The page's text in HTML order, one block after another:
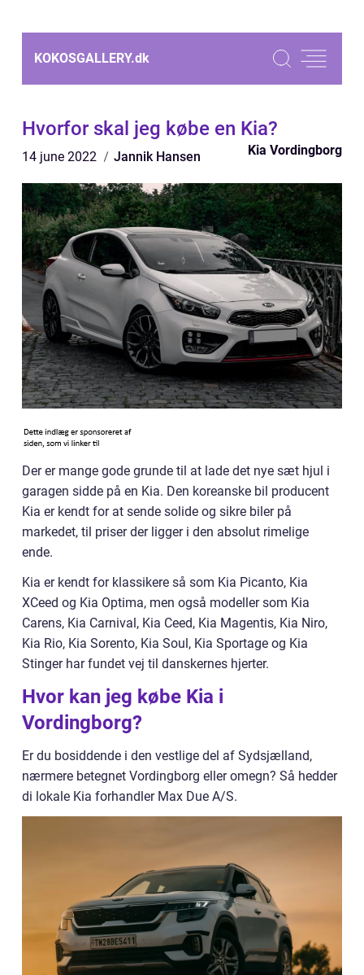
KOKOSGALLERY.dk
Hvorfor skal jeg købe en Kia?
14 june 2022 Jannik Hansen Kia Vordingborg
Der er mange gode grunde til at lade det nye sæt hjul i
garagen sidde på en Kia. Den koreanske bil producent
Kia er kendt for at sende solide og sikre biler på
markedet, til priser der ligger i den absolut rimelige
ende.
Kia er kendt for klassikere så som Kia Picanto, Kia
XCeed og Kia Optima, men også modeller som Kia
Carens, Kia Carnival, Kia Ceed, Kia Magentis, Kia Niro,
Kia Rio, Kia Sorento, Kia Soul, Kia Sportage og Kia
Stinger har fundet vej til danskernes hjerter.
Hvor kan jeg købe Kia i
Vordingborg?
Er du bosiddende i den vestlige del af Sydsjælland,
nærmere betegnet Vordingborg eller omegn? Så hedder
di lokale Kia forhandler Max Due A/S.